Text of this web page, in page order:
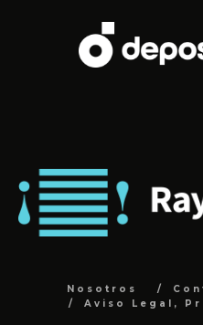
Nosotros
Aviso Legal,